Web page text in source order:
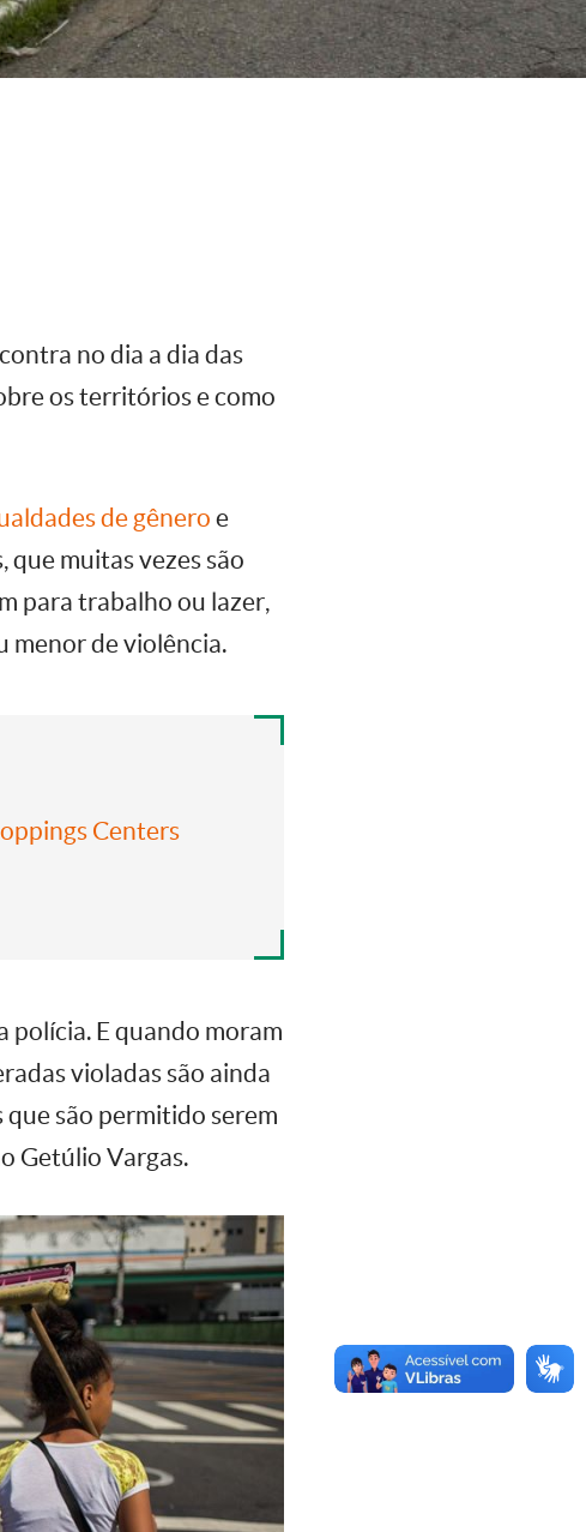
no dia a dia das
os territórios e como
de gênero e
que muitas vezes são
para trabalho ou lazer,
menor de violência.
Centers
polícia. E quando moram
violadas são ainda
são permitido serem
Getúlio Vargas.